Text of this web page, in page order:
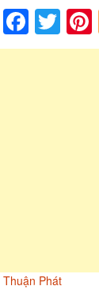
Phát